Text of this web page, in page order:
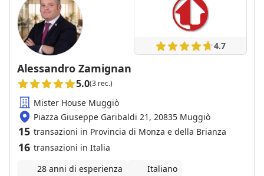
4.7
Alessandro Zamignan
5.0(3 rec.)
Mister House Muggiò
Piazza Giuseppe Garibaldi 21, 20835 Muggiò
15 transazioni in Provincia di Monza e della Brianza
16 transazioni in Italia
28 anni di esperienza
Italiano